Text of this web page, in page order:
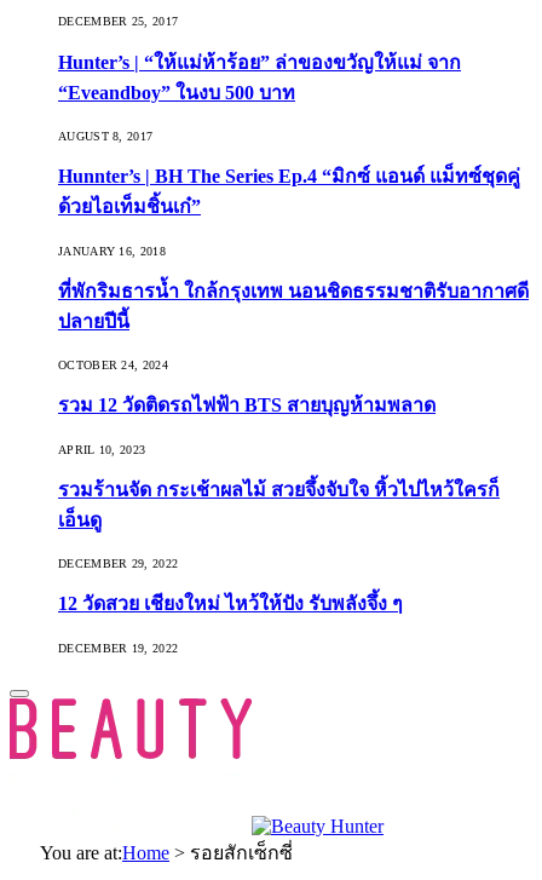
DECEMBER 25, 2017
Hunter’s | “ให้แม่ห้าร้อย” ล่าของขวัญให้แม่ จาก
“Eveandboy” ในงบ 500 บาท
AUGUST 8, 2017
Hunnter’s | BH The Series Ep.4 “มิกซ์ แอนด์ แม็ทซ์ชุดคู่
ด้วยไอเท็มชิ้นเก๋”
JANUARY 16, 2018
ที่พักริมธารน้ำ ใกล้กรุงเทพ นอนชิดธรรมชาติรับอากาศดี
ปลายปีนี้
OCTOBER 24, 2024
รวม 12 วัดติดรถไฟฟ้า BTS สายบุญห้ามพลาด
APRIL 10, 2023
รวมร้านจัด กระเช้าผลไม้ สวยจึ้งจับใจ หิ้วไปไหว้ใครก็
เอ็นดู
DECEMBER 29, 2022
12 วัดสวย เชียงใหม่ ไหว้ให้ปัง รับพลังจึ้ง ๆ
DECEMBER 19, 2022
You are at:Home > รอยสักเซ็กซี่